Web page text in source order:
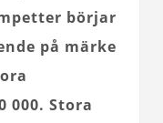
börjar
på märke
000. Stora